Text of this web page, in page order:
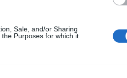
Sale, and/or Sharing
Purposes for which it
egy boxmeccsről, a harmadik
és az !Olé!-t leszámítva.
benne jó ötletek, a harmadik
igazán nem alkothatok 2